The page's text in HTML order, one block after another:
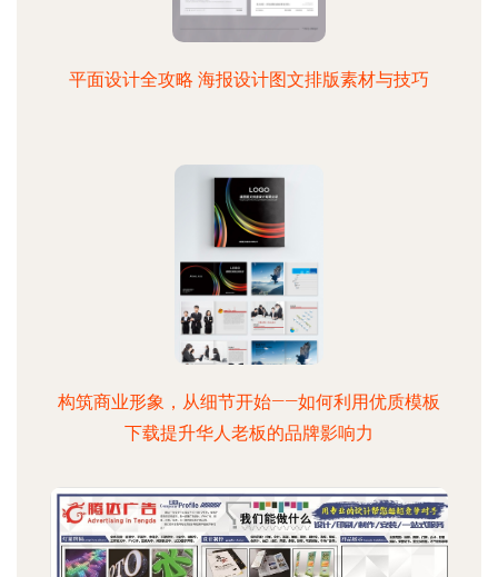
平面设计全攻略 海报设计图文排版素材与技巧
构筑商业形象，从细节开始——如何利用优质模板
下载提升华人老板的品牌影响力